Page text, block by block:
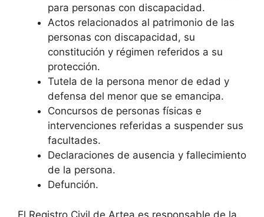
para personas con discapacidad.
Actos relacionados al patrimonio de las
personas con discapacidad, su
constitución y régimen referidos a su
protección.
Tutela de la persona menor de edad y
defensa del menor que se emancipa.
Concursos de personas físicas e
intervenciones referidas a suspender sus
facultades.
Declaraciones de ausencia y fallecimiento
de la persona.
Defunción.
El Registro Civil de Artea es responsable de la